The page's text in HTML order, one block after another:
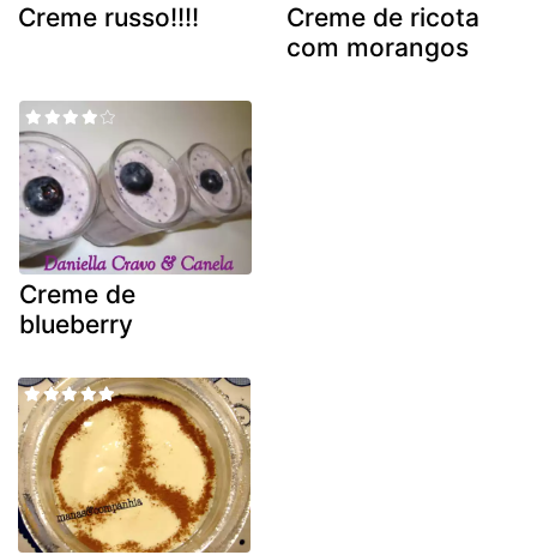
Creme russo!!!!
Creme de ricota
com morangos
Creme de
blueberry